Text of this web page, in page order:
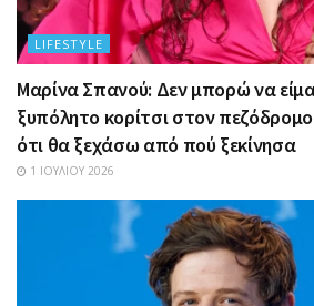
LIFESTYLE
Μαρίνα Σπανού: Δεν μπορώ να
ξυπόλητο κορίτσι στον
ότι θα ξεχάσω από πού ξεκίνησα
1 ΙΟΥΛΊΟΥ 2026